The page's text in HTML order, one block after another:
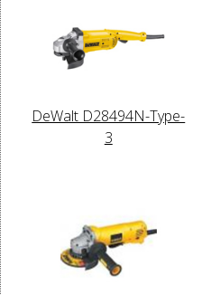
DeWalt D28494N-Type-
3